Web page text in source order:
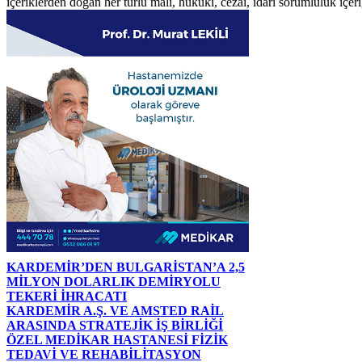
KARDEMİR’DEN BULGARİSTAN’A 2,5
MİLYON DOLARLIK DEMİRYOLU
TEKERİ İHRACATI
KARDEMİR A.Ş. VE AMSTED RAİL
ARASINDA STRATEJİK İŞ BİRLİĞİ
ÖZEL MEDİKAR HASTANESİ FİZİK
TEDAVİ VE REHABİLİTASYON